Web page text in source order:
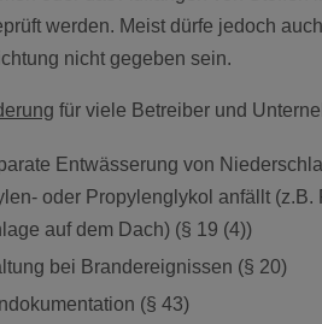
werden. Meist dürfe jedoch
nicht gegeben sein.
für viele Betreiber und
Entwässerung von
oder Propylenglykol anfällt
auf dem Dach) (§ 19 (4))
bei Brandereignissen (§ 20)
(§ 43)